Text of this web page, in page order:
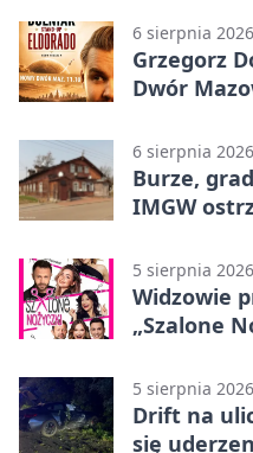
6 sierpnia 2026
Grzegorz
Dwór
6 sierpnia 2026
Burze,
IMGW
5 sierpnia 2026
Widzowie
„Szalone
5 sierpnia 2026
Drift na
się